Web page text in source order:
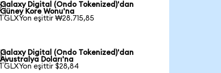
Galaxy Digital (Ondo Tokenized)'dan
Güney Kore Wonu'na
1 GLXYon eşittir ₩28.715,85
Galaxy Digital (Ondo Tokenized)'dan
Avustralya Doları'na
1 GLXYon eşittir $28,84